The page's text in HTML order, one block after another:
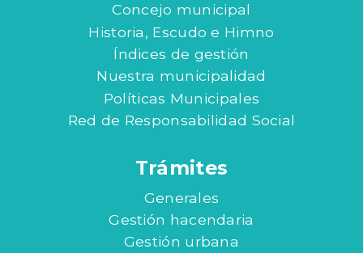
Concejo municipal
Historia, Escudo e Himno
Índices de gestión
Nuestra municipalidad
Políticas Municipales
Red de Responsabilidad Social
Trámites
Generales
Gestión hacendaria
Gestión urbana